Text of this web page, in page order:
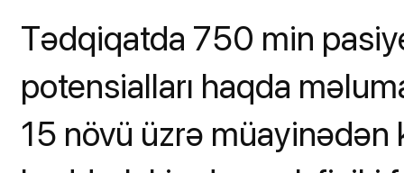
Tədqiqatda 750 min
potensialları haqda
15 növü üzrə müayinədən